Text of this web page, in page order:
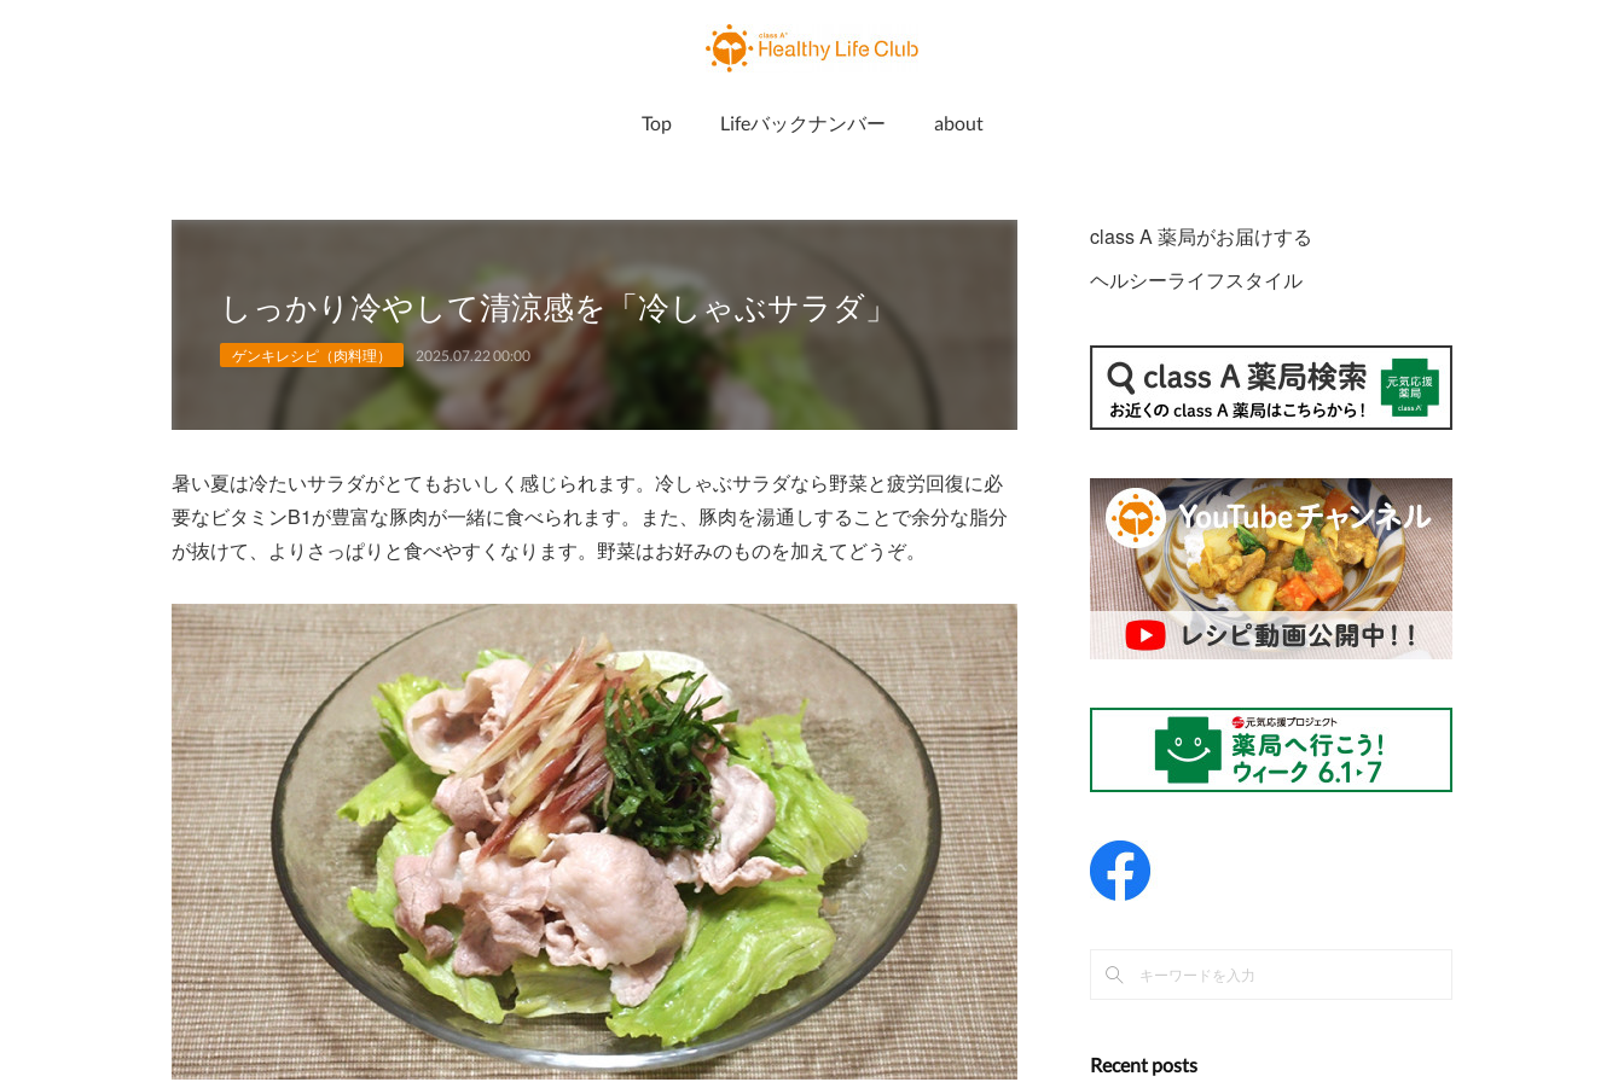
Top Lifeバックナンバー about
しっかり冷やして清涼感を「冷しゃぶサラダ」
ゲンキレシピ（肉料理） 2025.07.22 00:00
暑い夏は冷たいサラダがとてもおいしく感じられます。冷しゃぶサラダなら野菜と疲労回復に必
要なビタミンB1が豊富な豚肉が一緒に食べられます。また、豚肉を湯通しすることで余分な脂分
が抜けて、よりさっぱりと食べやすくなります。野菜はお好みのものを加えてどうぞ。
class A 薬局がお届けする
ヘルシーライフスタイル
Recent posts